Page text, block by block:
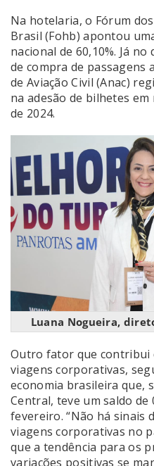
Na hotelaria, o Fórum
Brasil (Fohb) apontou
nacional de 60,10%. Já
de compra de passagens
de Aviação Civil (Anac)
na adesão de bilhetes
de 2024.
Luana Nogueira,
Outro fator que contribui
viagens corporativas,
economia brasileira que,
Central, teve um saldo de
fevereiro. “Não há sinais
viagens corporativas no
que a tendência para os
variações positivas se